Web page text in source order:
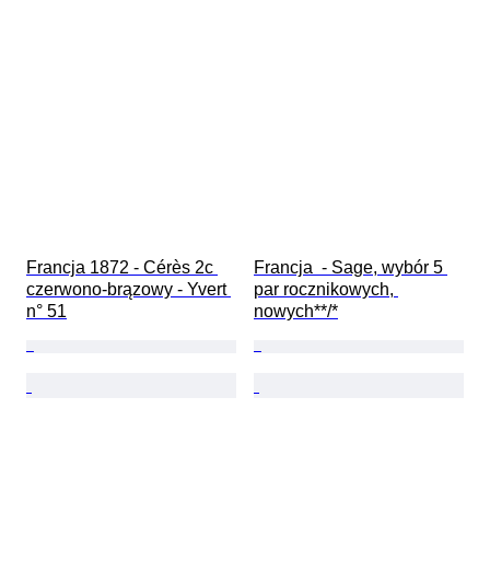
Francja 1872 - Cérès 2c
czerwono-brązowy - Yvert
n° 51
Francja  - Sage, wybór 5
par rocznikowych,
nowych**/*